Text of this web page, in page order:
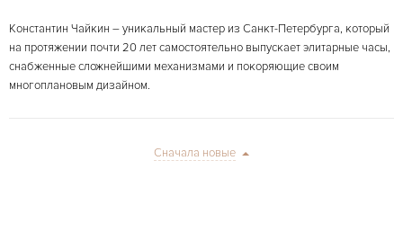
27-44
Константин Чайкин – уникальный мастер из Санкт-Петербурга, который
на протяжении почти 20 лет самостоятельно выпускает элитарные часы,
снабженные сложнейшими механизмами и покоряющие своим
многоплановым дизайном.
Сначала новые